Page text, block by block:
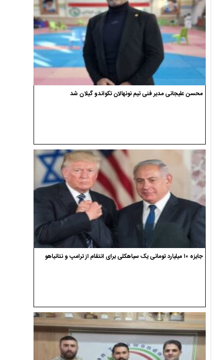
محسن علیجانی مدیر فنی تیم نونهالان تکواندو گیلان شد
جایزه ۱۰ میلیارد تومانی یک سیاهکلی برای انتقام از ترامپ و نتانیاهو